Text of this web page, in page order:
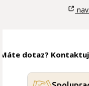
Máte dotaz?